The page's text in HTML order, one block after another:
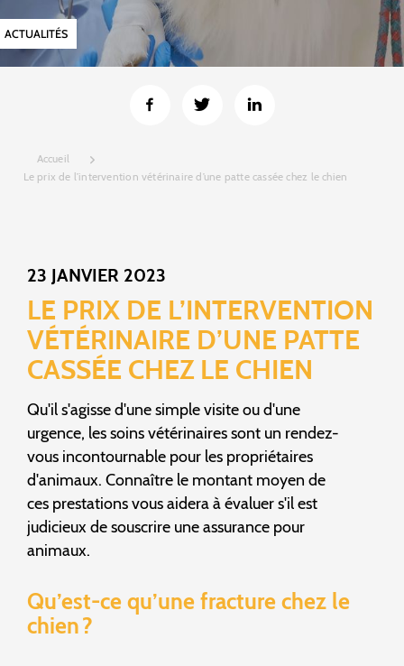
ACTUALITÉS
Accueil
Le prix de l’intervention vétérinaire d’une patte cassée chez le chien
23 JANVIER 2023
LE PRIX DE L’INTERVENTION
VÉTÉRINAIRE D’UNE PATTE
CASSÉE CHEZ LE CHIEN
Qu'il s'agisse d'une simple visite ou d'une
urgence, les soins vétérinaires sont un rendez-
vous incontournable pour les propriétaires
d'animaux. Connaître le montant moyen de
ces prestations vous aidera à évaluer s'il est
judicieux de souscrire une assurance pour
animaux.
Qu’est-ce qu’une fracture chez le
chien ?